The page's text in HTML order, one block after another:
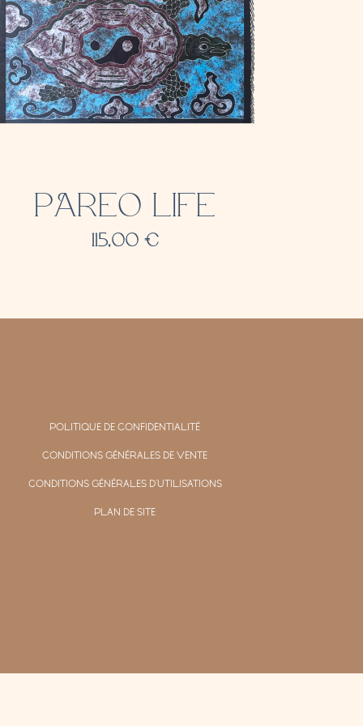
PAREO LIFE
115,00 €
POLITIQUE DE CONFIDENTIALITÉ
CONDITIONS GÉNÉRALES DE VENTE
CONDITIONS GÉNÉRALES D'UTILISATIONS
PLAN DE SITE